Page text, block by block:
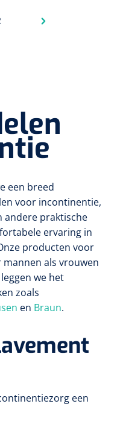
een breed
voor incontinentie,
andere praktische
ervaring in
producten voor
als vrouwen
we het
zoals
en Braun.
een